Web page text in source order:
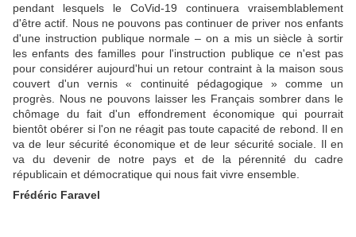
pendant lesquels le CoVid-19 continuera vraisemblablement
d'être actif. Nous ne pouvons pas continuer de priver nos enfants
d'une instruction publique normale – on a mis un siècle à sortir
les enfants des familles pour l'instruction publique ce n'est pas
pour considérer aujourd'hui un retour contraint à la maison sous
couvert d'un vernis « continuité pédagogique » comme un
progrès. Nous ne pouvons laisser les Français sombrer dans le
chômage du fait d'un effondrement économique qui pourrait
bientôt obérer si l'on ne réagit pas toute capacité de rebond. Il en
va de leur sécurité économique et de leur sécurité sociale. Il en
va du devenir de notre pays et de la pérennité du cadre
républicain et démocratique qui nous fait vivre ensemble.
Frédéric Faravel